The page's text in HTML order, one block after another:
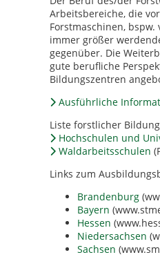
Arbeitsbereiche, die
Forstmaschinen,
immer größer
gegenüber. Die
gute berufliche
Bildungszentren
Ausführliche
Liste forstlicher
Hochschulen und
Waldarbeitsschulen
Links zum
Brandenburg
Bayern
Hessen
Niedersachsen
Sachsen